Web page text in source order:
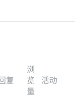
回复
浏
览
量
活动